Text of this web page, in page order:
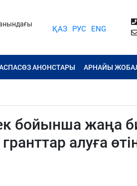
ҚАЗ РУС ENG
АНОНСТАРЫ АРНАЙЫ
бойынша жаңа
алуға